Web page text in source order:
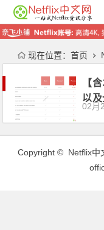
现在位置： 首页
【
以
宜
02月
Copyright © Netflix中